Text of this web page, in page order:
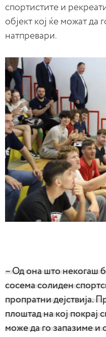
спортистите и
објект кој ќе можат да
натпревари.
– Од она што некогаш
сосема солиден
пропратни дејствија.
плоштад на кој покрај
може да го запазиме и